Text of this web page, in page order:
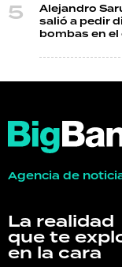
Alejandro
salió a pedir
bombas en
Agencia de
La realidad
que te
en la cara